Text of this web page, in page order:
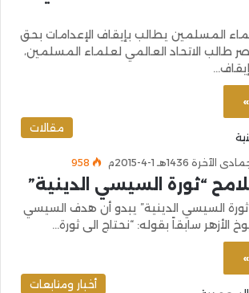
المسلمين يطالب بإيقاف الإعدامات بحق
طالب الاتحاد العالمي لعلماء المسلمين،
مقالات
958
“ثورة السيسي الدينية”
السيسي الدينية” يبدو أن هدف السيسي
الأزهر سابقاً بقوله: “نحتاج الى ثورة…
أخبار ومتابعات